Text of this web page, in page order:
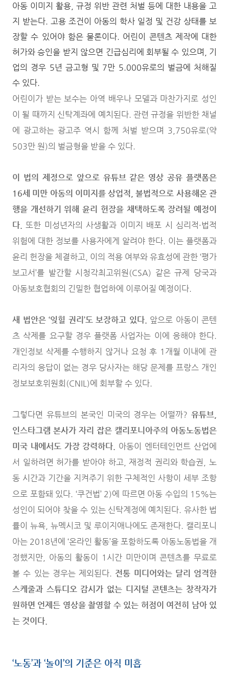
아동 이미지 활용, 규정 위반 관련 처벌 등에 대한 내용을 고
지 받는다. 고용 조건이 아동의 학사 일정 및 건강 상태를 보
장할 수 있어야 함은 물론이다. 어린이 콘텐츠 제작에 대한
허가와 승인을 받지 않으면 긴급심리에 회부될 수 있으며, 기
업의 경우 5년 금고형 및 7만 5.000유로의 벌금에 처해질
수 있다.
어린이가 받는 보수는 아역 배우나 모델과 마찬가지로 성인
이 될 때까지 신탁계좌에 예치된다. 관련 규정을 위반한 채널
에 광고하는 광고주 역시 함께 처벌 받으며 3,750유로(약
503만 원)의 벌금형을 받을 수 있다.
이 법의 제정으로 앞으로 유튜브 같은 영상 공유 플랫폼은
16세 미만 아동의 이미지를 상업적, 불법적으로 사용해온 관
행을 개선하기 위해 윤리 헌장을 채택하도록 장려될 예정이
다.
또한 미성년자의 사생활과 이미지 배포 시 심리적·법적
위험에 대한 정보를 사용자에게 알려야 한다. 이는 플랫폼과
윤리 헌장을 체결하고, 이의 적용 여부와 유효성에 관한 ‘평가
보고서’를 발간할 시청각최고위원(CSA) 같은 규제 당국과
아동보호협회의 긴밀한 협업하에 이루어질 예정이다.
새 법안은 ‘잊힐 권리’도 보장하고 있다. 앞으로 아동이 콘텐
츠 삭제를 요구할 경우 플랫폼 사업자는 이에 응해야 한다.
개인정보 삭제를 수행하지 않거나 요청 후 1개월 이내에 관
리자의 응답이 없는 경우 당사자는 해당 문제를 프랑스 개인
정보보호위원회(CNIL)에 회부할 수 있다.
그렇다면 유튜브의 본국인 미국의 경우는 어떨까? 유튜브,
인스타그램 본사가 자리 잡은 캘리포니아주의 아동노동법은
미국 내에서도 가장 강력하다.
아동이 엔터테인먼트 산업에
서 일하려면 허가를 받아야 하고, 재정적 권리와 학습권, 노
동 시간과 기간을 지켜주기 위한 구체적인 사항이 세부 조항
으로 포함돼 있다. ‘쿠건법’ 2)에 따르면 아동 수입의 15%는
성인이 되어야 찾을 수 있는 신탁계정에 예치된다. 유사한 법
률이 뉴욕, 뉴멕시코 및 루이지애나에도 존재한다. 캘리포니
아는 2018년에 ‘온라인 활동’을 포함하도록 아동노동법을 개
정했지만, 아동의 활동이 1시간 미만이며 콘텐츠를 무료로
볼 수 있는 경우는 제외된다. 전통 미디어와는 달리 엄격한
스케줄과 스튜디오 감시가 없는 디지털 콘텐츠는 창작자가
원하면 언제든 영상을 촬영할 수 있는 허점이 여전히 남아 있
는 것이다.
‘노동’과 ‘놀이’의 기준은 아직 미흡